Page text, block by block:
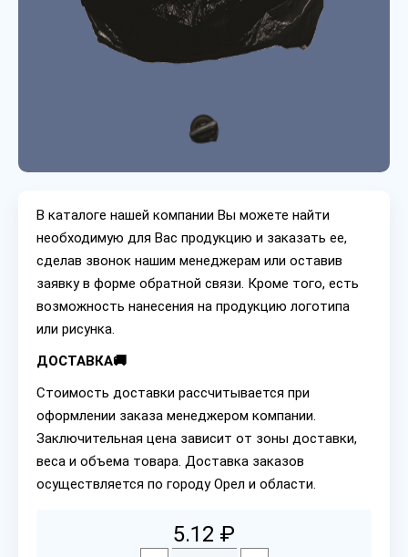
В каталоге нашей компании Вы можете найти
необходимую для Вас продукцию и заказать ее,
сделав звонок нашим менеджерам или оставив
заявку в форме обратной связи. Кроме того, есть
возможность нанесения на продукцию логотипа
или рисунка.
ДОСТАВКА🚚
Стоимость доставки рассчитывается при
оформлении заказа менеджером компании.
Заключительная цена зависит от зоны доставки,
веса и объема товара. Доставка заказов
осуществляется по городу Орел и области.
5.12 ₽